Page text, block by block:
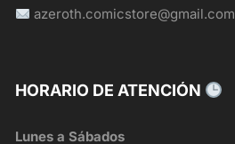
azeroth.comicstore@gmail.com
HORARIO DE ATENCIÓN
Lunes a Sábados